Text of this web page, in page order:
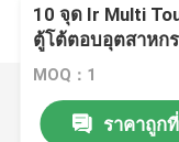
10 จุด Ir Multi
ตู้โต้ตอบอุตสาหก
MOQ：1
ราคาถูก